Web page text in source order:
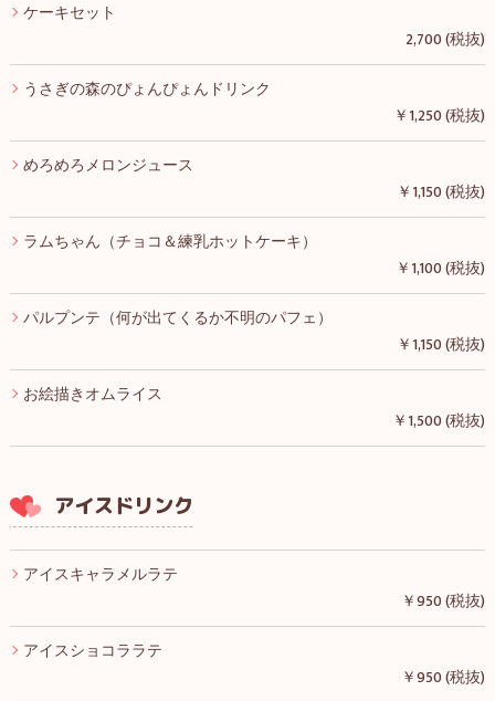
ケーキセット
2,700 (税抜)
うさぎの森のぴょんぴょんドリンク
￥1,250 (税抜)
めろめろメロンジュース
￥1,150 (税抜)
ラムちゃん（チョコ＆練乳ホットケーキ）
￥1,100 (税抜)
パルプンテ（何が出てくるか不明のパフェ）
￥1,150 (税抜)
お絵描きオムライス
￥1,500 (税抜)
アイスドリンク
アイスキャラメルラテ
￥950 (税抜)
アイスショコララテ
￥950 (税抜)